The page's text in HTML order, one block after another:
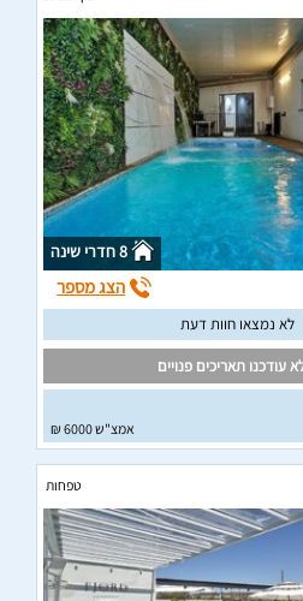
8 חדרי שינה
הצג מספר
לא נמצאו חוות דעת
עודכנו תאריכים פנויים
אמצ"ש 6000 ₪
טפחות